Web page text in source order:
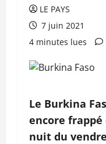
LE PAYS
7 juin 2021
4 minutes lues
Le Burkina
encore frappé
nuit du